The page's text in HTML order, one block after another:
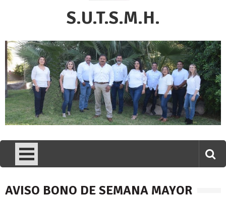
S.U.T.S.M.H.
AVISO BONO DE SEMANA MAYOR